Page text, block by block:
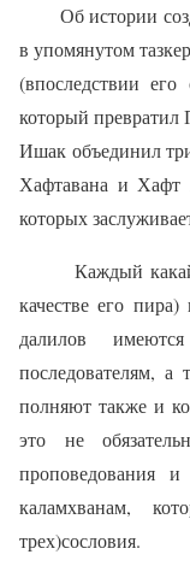
Об истории
в упомянутом
(впоследствии
который
Ишак объединил
Хафтавана и Хафт
которых
Каждый
качестве его
далилов
последователям,
полняют также и
это не
проповедования
каламхванам,
трех)сословия.